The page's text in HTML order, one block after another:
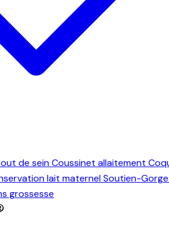
de seinCoussinet allaitement
lait maternelSoutien-
grossesse